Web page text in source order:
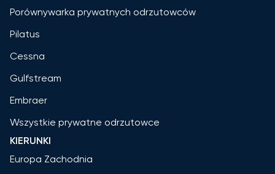
Porównywarka prywatnych odrzutowców
Pilatus
Cessna
Gulfstream
Embraer
Wszystkie prywatne odrzutowce
KIERUNKI
Europa Zachodnia